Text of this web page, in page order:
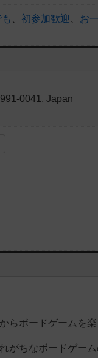
初参加歓迎 お
0041, Japan
らボードゲームを
がちなボードゲー